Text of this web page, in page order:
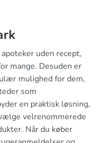
uden recept,
mange. Desuden er
mulighed for dem,
som
en praktisk løsning,
velrenommerede
Når du køber